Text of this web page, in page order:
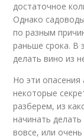
достаточное
Однако
по разным
раньше срока. В
делать вино из
Но эти опасения
некоторые
разберем, из
начинать
вовсе, или